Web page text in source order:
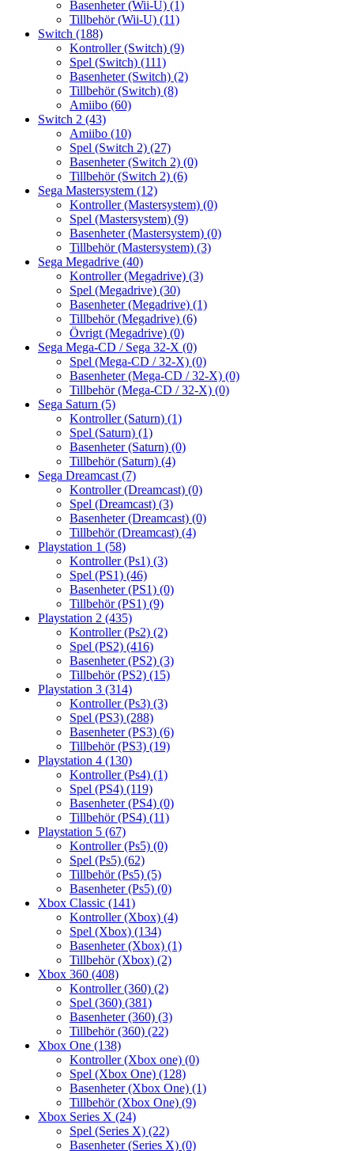
Basenheter (Wii-U) (1)
Tillbehör (Wii-U) (11)
Switch (188)
Kontroller (Switch) (9)
Spel (Switch) (111)
Basenheter (Switch) (2)
Tillbehör (Switch) (8)
Amiibo (60)
Switch 2 (43)
Amiibo (10)
Spel (Switch 2) (27)
Basenheter (Switch 2) (0)
Tillbehör (Switch 2) (6)
Sega Mastersystem (12)
Kontroller (Mastersystem) (0)
Spel (Mastersystem) (9)
Basenheter (Mastersystem) (0)
Tillbehör (Mastersystem) (3)
Sega Megadrive (40)
Kontroller (Megadrive) (3)
Spel (Megadrive) (30)
Basenheter (Megadrive) (1)
Tillbehör (Megadrive) (6)
Övrigt (Megadrive) (0)
Sega Mega-CD / Sega 32-X (0)
Spel (Mega-CD / 32-X) (0)
Basenheter (Mega-CD / 32-X) (0)
Tillbehör (Mega-CD / 32-X) (0)
Sega Saturn (5)
Kontroller (Saturn) (1)
Spel (Saturn) (1)
Basenheter (Saturn) (0)
Tillbehör (Saturn) (4)
Sega Dreamcast (7)
Kontroller (Dreamcast) (0)
Spel (Dreamcast) (3)
Basenheter (Dreamcast) (0)
Tillbehör (Dreamcast) (4)
Playstation 1 (58)
Kontroller (Ps1) (3)
Spel (PS1) (46)
Basenheter (PS1) (0)
Tillbehör (PS1) (9)
Playstation 2 (435)
Kontroller (Ps2) (2)
Spel (PS2) (416)
Basenheter (PS2) (3)
Tillbehör (PS2) (15)
Playstation 3 (314)
Kontroller (Ps3) (3)
Spel (PS3) (288)
Basenheter (PS3) (6)
Tillbehör (PS3) (19)
Playstation 4 (130)
Kontroller (Ps4) (1)
Spel (PS4) (119)
Basenheter (PS4) (0)
Tillbehör (PS4) (11)
Playstation 5 (67)
Kontroller (Ps5) (0)
Spel (Ps5) (62)
Tillbehör (Ps5) (5)
Basenheter (Ps5) (0)
Xbox Classic (141)
Kontroller (Xbox) (4)
Spel (Xbox) (134)
Basenheter (Xbox) (1)
Tillbehör (Xbox) (2)
Xbox 360 (408)
Kontroller (360) (2)
Spel (360) (381)
Basenheter (360) (3)
Tillbehör (360) (22)
Xbox One (138)
Kontroller (Xbox one) (0)
Spel (Xbox One) (128)
Basenheter (Xbox One) (1)
Tillbehör (Xbox One) (9)
Xbox Series X (24)
Spel (Series X) (22)
Basenheter (Series X) (0)